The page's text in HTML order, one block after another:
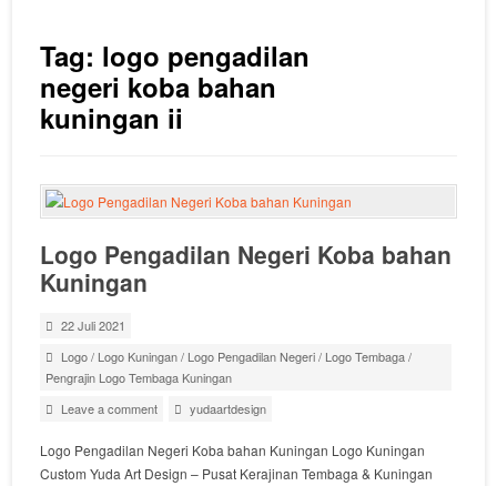
Tag: logo pengadilan
negeri koba bahan
kuningan ii
Logo Pengadilan Negeri Koba bahan
Kuningan
22 Juli 2021
Logo/ Logo Kuningan/ Logo Pengadilan Negeri/ Logo Tembaga/
Pengrajin Logo Tembaga Kuningan
Leave a comment
yudaartdesign
Logo Pengadilan Negeri Koba bahan Kuningan Logo Kuningan
Custom Yuda Art Design – Pusat Kerajinan Tembaga & Kuningan